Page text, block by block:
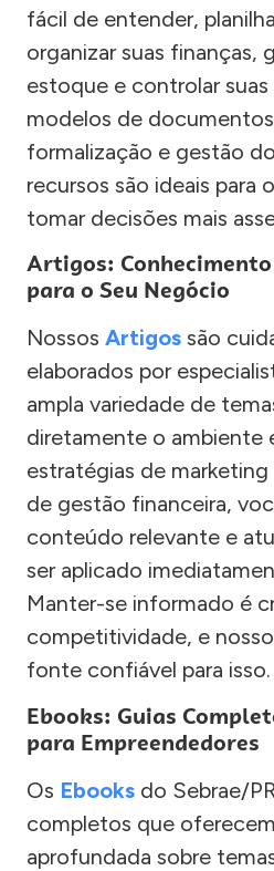
fácil de entender,
organizar suas finanças,
estoque e controlar
modelos de documentos
formalização e gestão
recursos são ideais para
tomar decisões mais
Artigos:
para o Seu Negócio
Nossos Artigos são
elaborados por
ampla variedade de
diretamente o ambiente
estratégias de
de gestão financeira,
conteúdo relevante e
ser aplicado
Manter-se informado é
competitividade, e
fonte confiável para isso.
Ebooks: Guias
para Empreendedores
Os Ebooks do Sebrae/
completos que
aprofundada sobre